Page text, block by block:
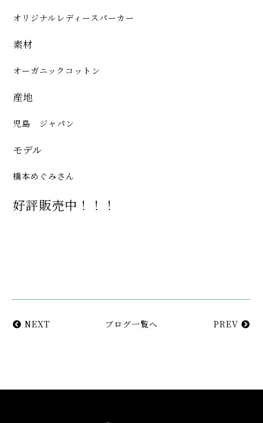
オリジナルレディースパーカー
素材
オーガニックコットン
産地
児島 ジャパン
モデル
橋本めぐみさん
好評販売中！！！
NEXT ブログ一覧へ PREV